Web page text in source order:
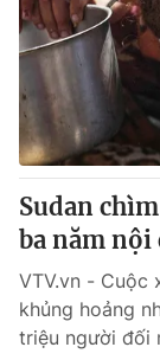
Sudan
ba năm nội
VTV.vn - Cuộc
khủng hoảng
triệu người đối